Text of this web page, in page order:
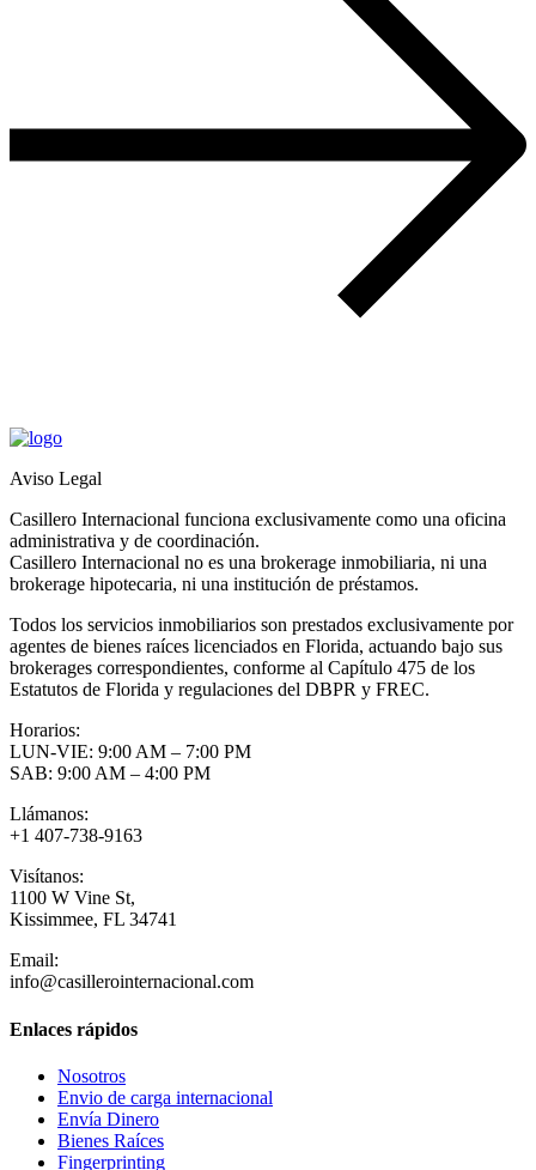
Aviso Legal
Casillero Internacional funciona exclusivamente como una oficina
administrativa y de coordinación.
Casillero Internacional no es una brokerage inmobiliaria, ni una
brokerage hipotecaria, ni una institución de préstamos.
Todos los servicios inmobiliarios son prestados exclusivamente por
agentes de bienes raíces licenciados en Florida, actuando bajo sus
brokerages correspondientes, conforme al Capítulo 475 de los
Estatutos de Florida y regulaciones del DBPR y FREC.
Horarios:
LUN-VIE: 9:00 AM – 7:00 PM
SAB: 9:00 AM – 4:00 PM
Llámanos:
+1 407-738-9163
Visítanos:
1100 W Vine St,
Kissimmee, FL 34741
Email:
info@casillerointernacional.com
Enlaces rápidos
Nosotros
Envio de carga internacional
Envía Dinero
Bienes Raíces
Fingerprinting